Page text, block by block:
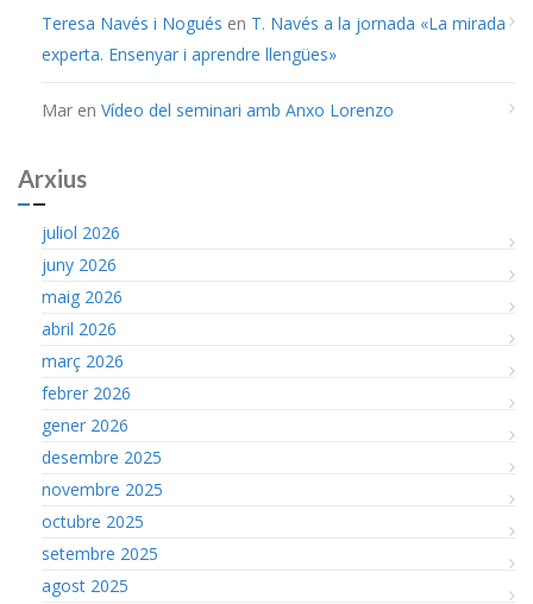
Teresa Navés i Nogués en T. Navés a la jornada «La mirada
experta. Ensenyar i aprendre llengües»
Mar en Vídeo del seminari amb Anxo Lorenzo
Arxius
juliol 2026
juny 2026
maig 2026
abril 2026
març 2026
febrer 2026
gener 2026
desembre 2025
novembre 2025
octubre 2025
setembre 2025
agost 2025